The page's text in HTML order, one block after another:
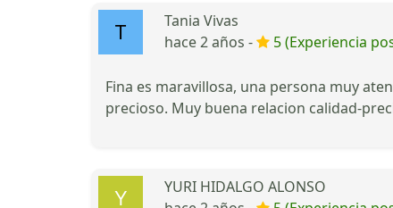
Tania Vivas
hace 2 años -
5 (Experiencia
Fina es maravillosa, una persona muy
precioso. Muy buena relacion calidad-
YURI HIDALGO ALONSO